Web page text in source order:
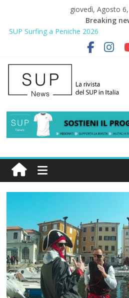
giovedì, Agosto
Breaking
SUP Surfing a Peniche 2026
AirSUP a Gallico: prima storica gara
Gallico Paddle Fest 2026: sul
del SUP
Porto Selvaggio, a lezione di
prevenzione
2° Urban Sup Trophy: la regata